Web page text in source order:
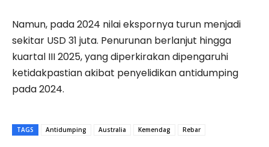
Namun, pada 2024 nilai ekspornya turun menjadi
sekitar USD 31 juta. Penurunan berlanjut hingga
kuartal III 2025, yang diperkirakan dipengaruhi
ketidakpastian akibat penyelidikan antidumping
pada 2024.
TAGS Antidumping Australia Kemendag Rebar